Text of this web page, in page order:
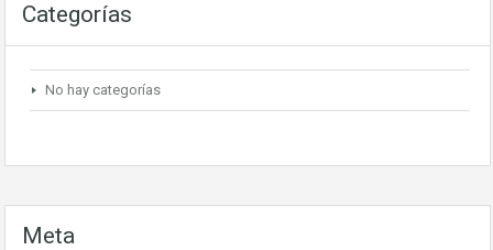
Categorías
No hay categorías
Meta